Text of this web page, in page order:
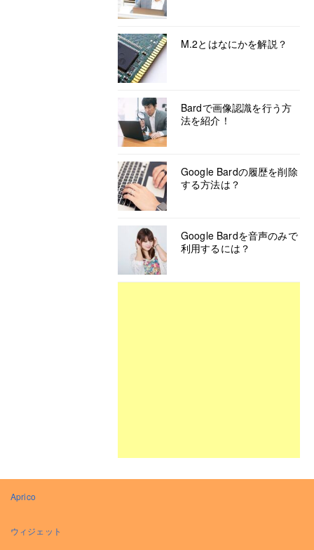
M.2とはなにかを解説？
Bardで画像認識を行う方
法を紹介！
Google Bardの履歴を削除
する方法は？
Google Bardを音声のみで
利用するには？
Aprico
ウィジェット